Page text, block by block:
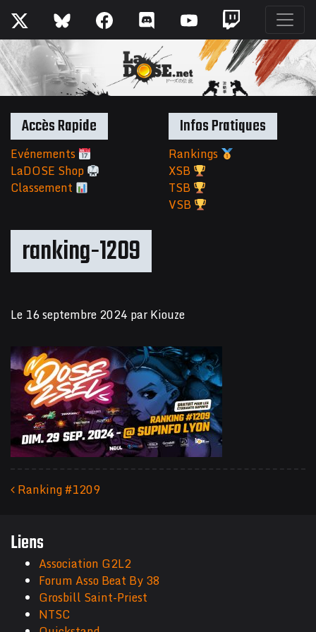
ranking-1209
Le 16 septembre 2024 parKiouze
Ranking #1209
Accès Rapide
Evénements
LaDOSE Shop
Classement
Infos Pratiques
Rankings
XSB
TSB
VSB
Liens
Association G2L2
Forum Asso Beat By 38
Grosbill Saint-Priest
NTSC